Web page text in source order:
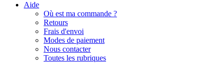
Aide
Où est ma commande ?
Retours
Frais d'envoi
Modes de paiement
Nous contacter
Toutes les rubriques